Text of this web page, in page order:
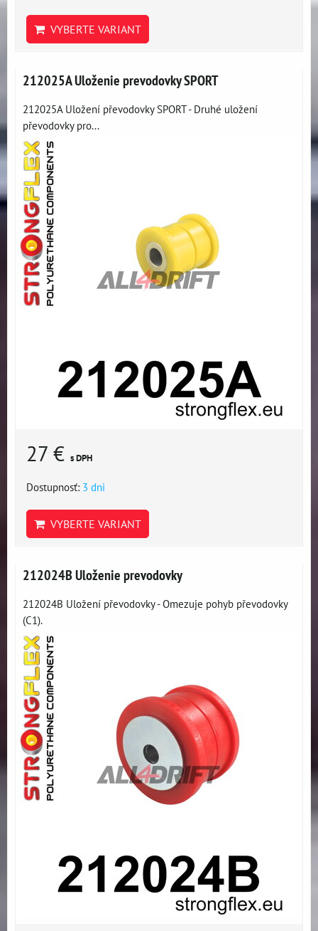
VYBERTE VARIANT
212025A Uloženie prevodovky SPORT
212025A Uložení převodovky SPORT - Druhé uložení
převodovky pro...
27 € s DPH
Dostupnosť: 3 dni
VYBERTE VARIANT
212024B Uloženie prevodovky
212024B Uložení převodovky - Omezuje pohyb převodovky
(C1).